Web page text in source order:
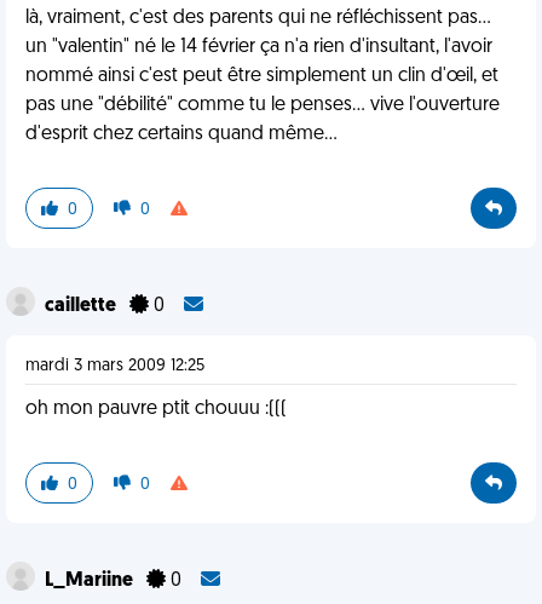
là, vraiment, c'est des parents qui ne réfléchissent pas...
un "valentin" né le 14 février ça n'a rien d'insultant, l'avoir
nommé ainsi c'est peut être simplement un clin d'œil, et
pas une "débilité" comme tu le penses... vive l'ouverture
d'esprit chez certains quand même...
0 0
caillette 0
mardi 3 mars 2009 12:25
oh mon pauvre ptit chouuu :(((
0 0
L_Mariine 0